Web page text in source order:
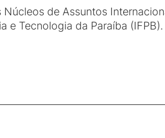
de Assuntos
e Tecnologia da Paraíba (IFPB).